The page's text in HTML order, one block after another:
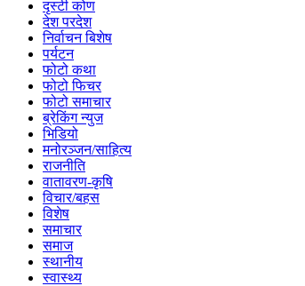
दृस्टी कोण
देश परदेश
निर्वाचन बिशेष
पर्यटन
फोटो कथा
फोटो फिचर
फोटो समाचार
ब्रेकिंग न्युज
भिडियो
मनोरञ्जन/साहित्य
राजनीति
वातावरण-कृषि
विचार/बहस
विशेष
समाचार
समाज
स्थानीय
स्वास्थ्य